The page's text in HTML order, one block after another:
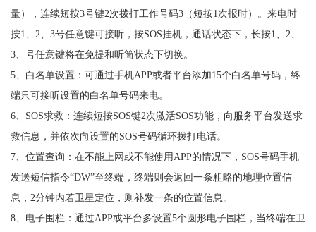
量），连续短按3号键2次拨打工作号码3（短按1次报时）。来电时
按1、2、3号任意键可接听，按SOS挂机，通话状态下，长按1、2、
3、号任意键将在免提和听筒状态下切换。
5、白名单设置：可通过手机APP或者平台添加15个白名单号码，终
端只可接听设置的白名单号码来电。
6、SOS求救：连续短按SOS键2次激活SOS功能，向服务平台发送求
救信息，并依次向设置的SOS号码循环拨打电话。
7、位置查询：在不能上网或不能使用APP的情况下，SOS号码手机
发送短信指令“DW”至终端，终端则会返回一条粗略的地理位置信
息，2分钟内若卫星定位，则补发一条的位置信息。
8、电子围栏：通过APP或平台多设置5个圆形电子围栏，当终端在卫